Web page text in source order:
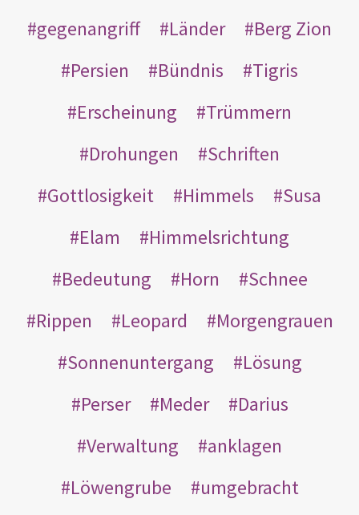
gegenangriff
Länder
Berg Zion
Persien
Bündnis
Tigris
Erscheinung
Trümmern
Drohungen
Schriften
Gottlosigkeit
Himmels
Susa
Elam
Himmelsrichtung
Bedeutung
Horn
Schnee
Rippen
Leopard
Morgengrauen
Sonnenuntergang
Lösung
Perser
Meder
Darius
Verwaltung
anklagen
Löwengrube
umgebracht